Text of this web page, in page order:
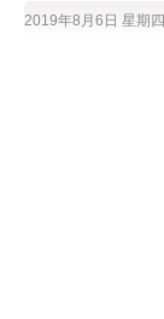
2019年8月6日 星期四